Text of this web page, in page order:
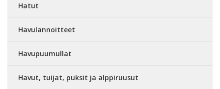
Hatut
Havulannoitteet
Havupuumullat
Havut, tuijat, puksit ja alppiruusut